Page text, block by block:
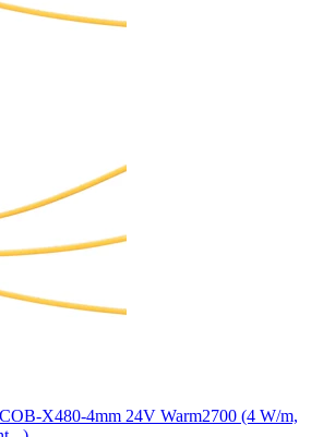
X480-4mm 24V Warm2700 (4 W/m,